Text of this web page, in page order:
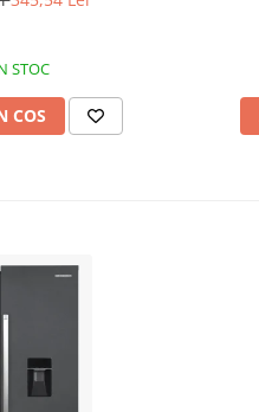
STOC
COS